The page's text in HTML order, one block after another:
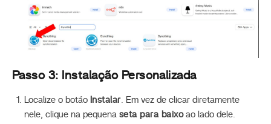
Passo 3: Instalação Personalizada
Localize o botão Instalar. Em vez de clicar diretamente
nele, clique na pequena seta para baixoao lado dele.